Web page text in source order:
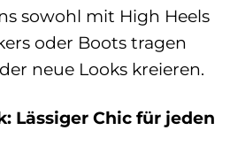
sowohl mit High Heels
oder Boots tragen
neue Looks kreieren.
Lässiger Chic für jeden